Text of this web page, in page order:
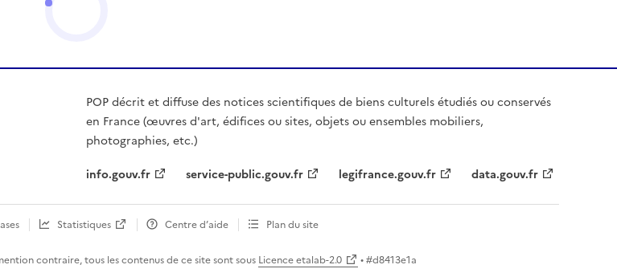
POP décrit et diffuse des notices scientifiques de biens culturels étudiés ou conservés
en France (œuvres d'art, édifices ou sites, objets ou ensembles mobiliers,
photographies, etc.)
info.gouv.fr
service-public.gouv.fr legifrance.gouv.fr data.gouv.fr
Statistiques Centre d’aide Plan du site
contraire, tous les contenus de ce site sont sous Licence etalab-2.0 • #d8413e1a